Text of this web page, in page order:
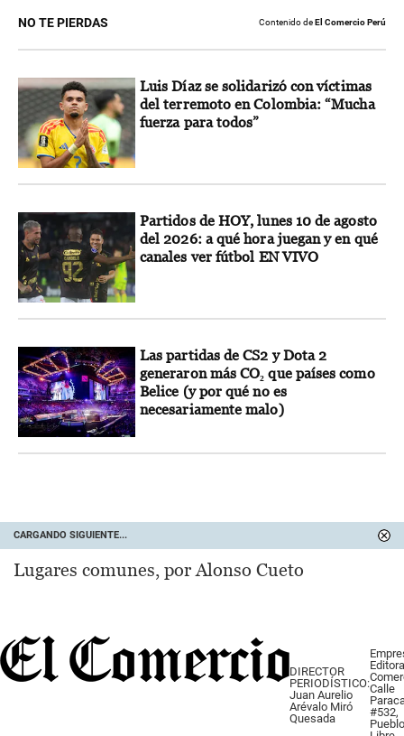
NO TE PIERDAS Contenido deEl Comercio Perú
Luis Díaz se solidarizó con víctimas
del terremoto en Colombia: “Mucha
fuerza para todos”
Partidos de HOY, lunes 10 de agosto
del 2026: a qué hora juegan y en qué
canales ver fútbol EN VIVO
Las partidas de CS2 y Dota 2
generaron más CO₂ que países como
Belice (y por qué no es
necesariamente malo)
CARGANDO SIGUIENTE...
Lugares comunes, por Alonso Cueto
DIRECTOR
PERIODÍSTICO:
Juan Aurelio
Arévalo Miró
Quesada
Calle
#532,
Pueblo